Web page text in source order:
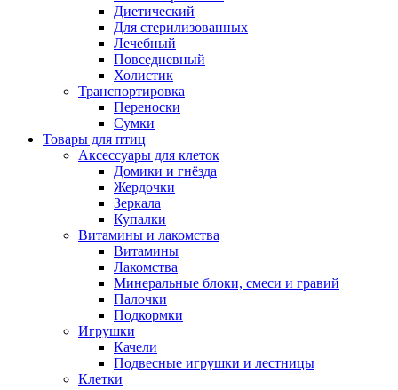
Диетический
Для стерилизованных
Лечебный
Повседневный
Холистик
Транспортировка
Переноски
Сумки
Товары для птиц
Аксессуары для клеток
Домики и гнёзда
Жердочки
Зеркала
Купалки
Витамины и лакомства
Витамины
Лакомства
Минеральные блоки, смеси и гравий
Палочки
Подкормки
Игрушки
Качели
Подвесные игрушки и лестницы
Клетки